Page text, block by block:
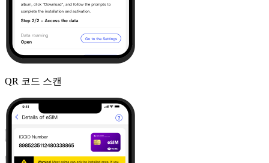
QR 코드 스캔